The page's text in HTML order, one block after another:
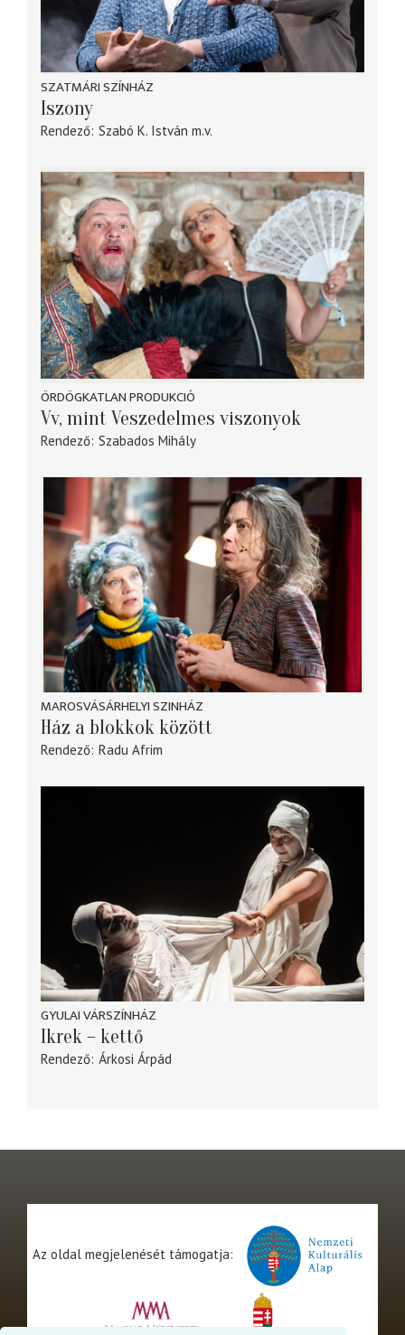
SZATMÁRI SZÍNHÁZ
Iszony
Rendező Szabó K. István m.v.
ÖRDÖGKATLAN PRODUKCIÓ
Vv, mint Veszedelmes viszonyok
Rendező Szabados Mihály
MAROSVÁSÁRHELYI SZINHÁZ
Ház a blokkok között
Rendező Radu Afrim
GYULAI VÁRSZÍNHÁZ
Ikrek – kettő
Rendező Árkosi Árpád
Az oldal megjelenését támogatja: